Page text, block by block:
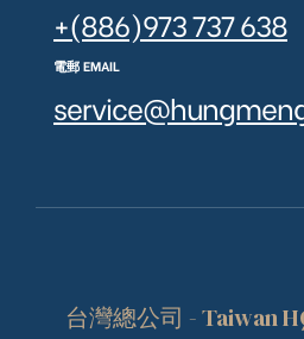
+(886)973 737 638
電郵 EMAIL
台灣總公司 - Taiwan